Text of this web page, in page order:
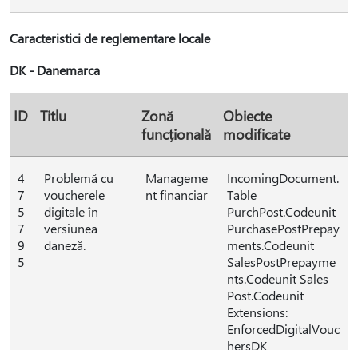
Caracteristici de reglementare locale
DK - Danemarca
ID Titlu
Zonă
funcțională
Obiecte
modificate
4
7
5
7
9
5
Problemă cu
voucherele
digitale în
versiunea
daneză.
Manageme
nt financiar
IncomingDocument.
Table
PurchPost.Codeunit
PurchasePostPrepay
ments.Codeunit
SalesPostPrepayme
nts.Codeunit Sales
Post.Codeunit
Extensions:
EnforcedDigitalVouc
hersDK